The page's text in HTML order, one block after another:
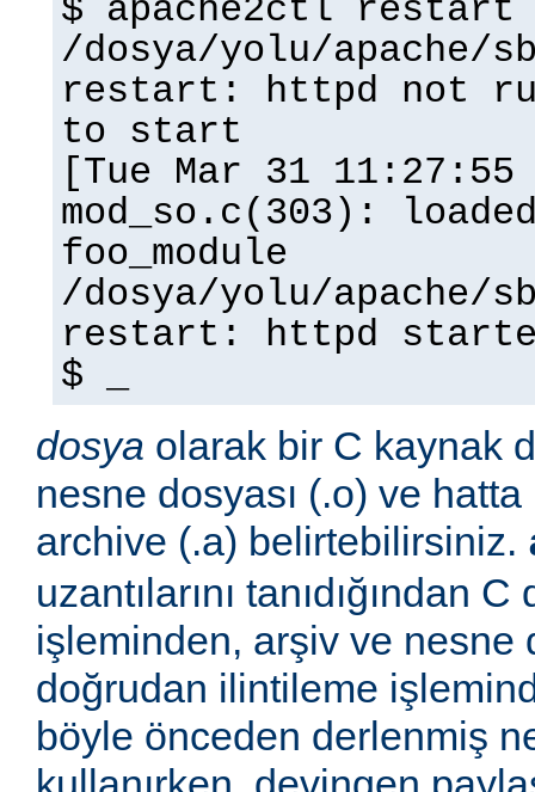
$ apache2ctl restart
/dosya/yolu/apache/
restart: httpd not
to start
[Tue Mar 31
mod_so.c(303):
foo_module
/dosya/yolu/apache/
restart: httpd
$ _
dosya olarak bir C kaynak
nesne dosyası (.o) ve
archive (.a) belirtebilirsiniz.
uzantılarını tanıdığından
işleminden, arşiv ve nesne
doğrudan ilintileme
böyle önceden derlenmiş